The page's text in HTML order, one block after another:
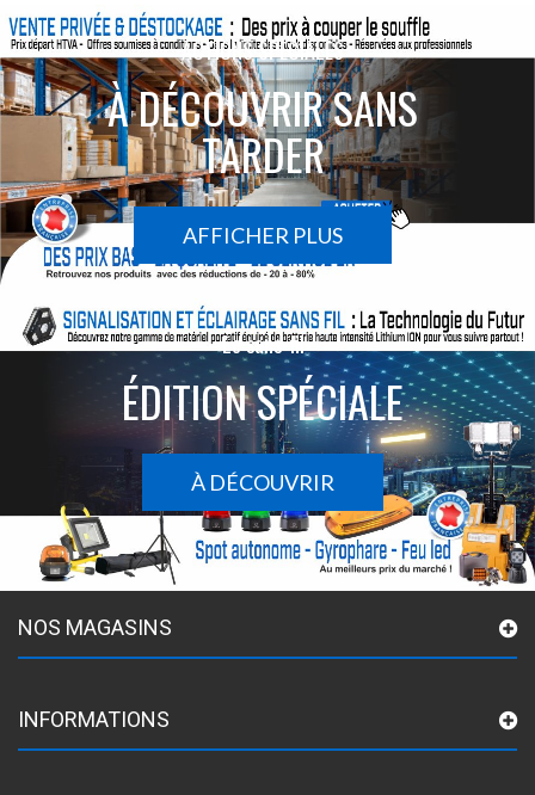
ACTIONS SPÉCIALES
À DÉCOUVRIR SANS
TARDER
AFFICHER PLUS
Le sans-fil
ÉDITION SPÉCIALE
À DÉCOUVRIR
NOS MAGASINS
INFORMATIONS